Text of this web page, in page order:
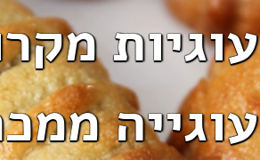
עוגיות
עוגייה